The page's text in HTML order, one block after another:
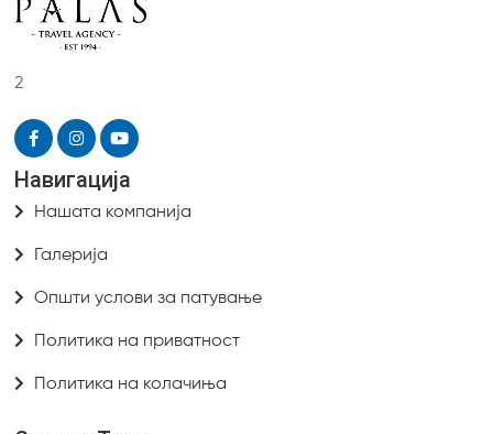
2
Навигација
Нашата компанија
Галерија
Општи услови за патување
Политика на приватност
Политика на колачиња